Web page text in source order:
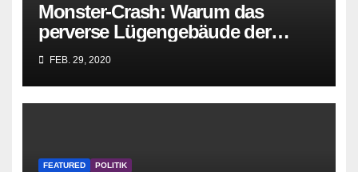
Monster-Crash: Warum das
perverse Lügengebäude der
Sozialisten in sich
zusammenbricht!
FEB. 29, 2020
FEATURED POLITIK